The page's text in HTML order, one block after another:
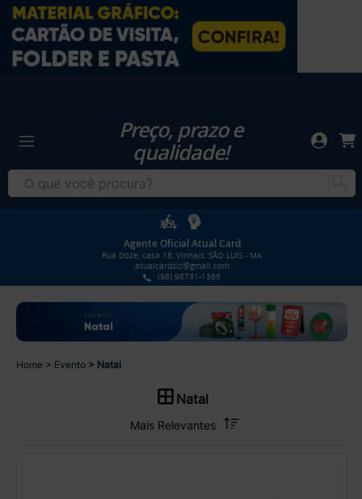
Preço, prazo e
qualidade!
Agente Oficial Atual Card
Rua Doze, casa 18, Vinhais, SÃO LUÍS - MA
atualcardslz@gmail.com
(98) 98731-1366
Home Evento Natal
Natal